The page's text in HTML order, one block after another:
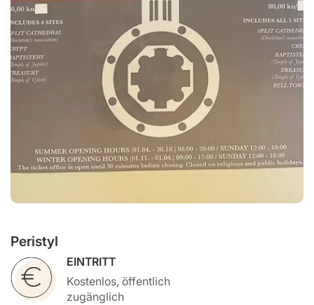
Peristyl
EINTRITT
Kostenlos, öffentlich
zugänglich